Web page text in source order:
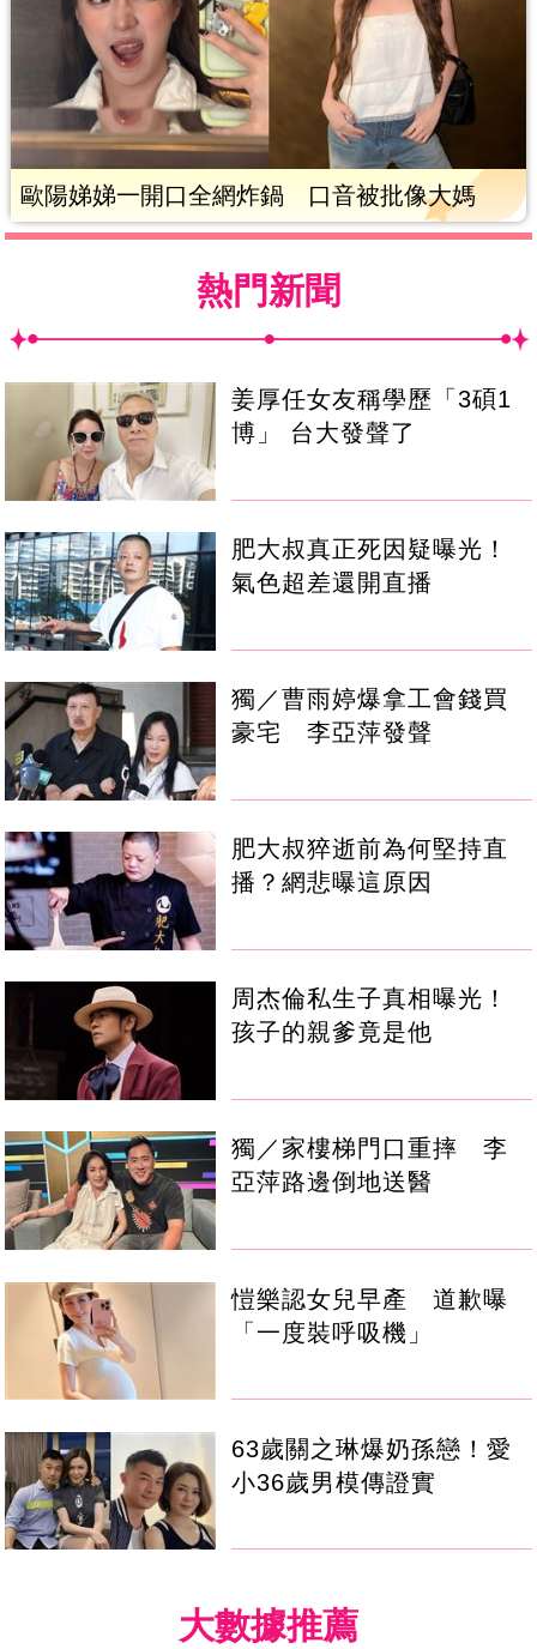
歐陽娣娣一開口全網炸鍋 口音被批像大媽
熱門新聞
姜厚任女友稱學歷「3碩1
博」 台大發聲了
肥大叔真正死因疑曝光！
氣色超差還開直播
獨／曹雨婷爆拿工會錢買
豪宅 李亞萍發聲
肥大叔猝逝前為何堅持直
播？網悲曝這原因
周杰倫私生子真相曝光！
孩子的親爹竟是他
獨／家樓梯門口重摔 李
亞萍路邊倒地送醫
愷樂認女兒早產 道歉曝
「一度裝呼吸機」
63歲關之琳爆奶孫戀！愛
小36歲男模傳證實
大數據推薦